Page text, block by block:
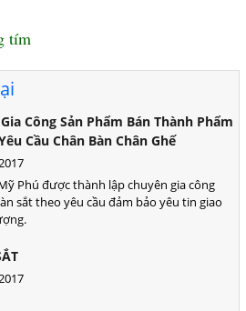
tím
Công Sản Phẩm Bán Thành Phẩm
Cầu Chân Bàn Chân Ghế
Phú được thành lập chuyên gia công
sắt theo yêu cầu đảm bảo yêu tin giao